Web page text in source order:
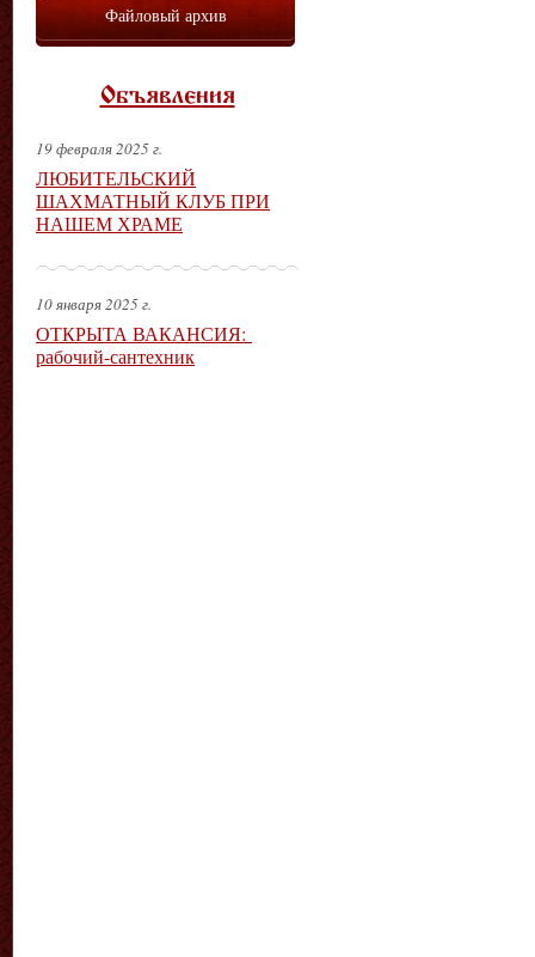
Файловый архив
Объявления
19 февраля 2025 г.
ЛЮБИТЕЛЬСКИЙ
ШАХМАТНЫЙ КЛУБ ПРИ
НАШЕМ ХРАМЕ
10 января 2025 г.
ОТКРЫТА ВАКАНСИЯ:
рабочий-сантехник